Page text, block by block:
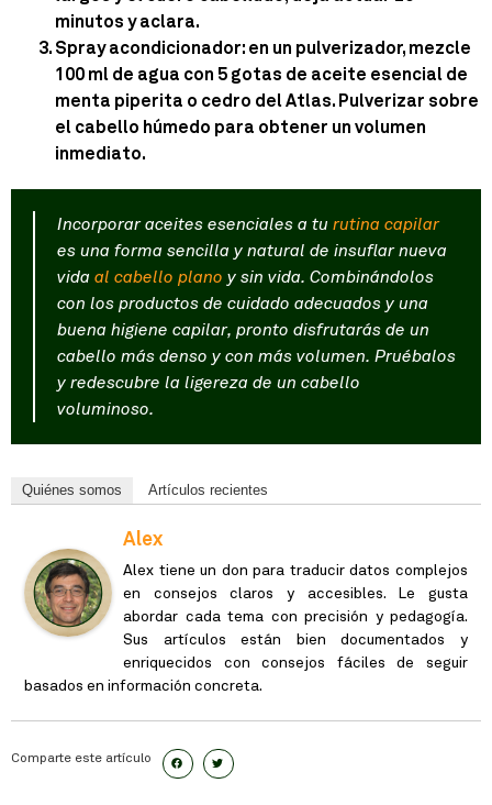
minutos y aclara.
Spray acondicionador: en un pulverizador, mezcle
100 ml de agua con 5 gotas de aceite esencial de
menta piperita o cedro del Atlas. Pulverizar sobre
el cabello húmedo para obtener un volumen
inmediato.
Incorporar aceites esenciales a tu rutina capilar
es una forma sencilla y natural de insuflar nueva
vida al cabello plano y sin vida. Combinándolos
con los productos de cuidado adecuados y una
buena higiene capilar, pronto disfrutarás de un
cabello más denso y con más volumen. Pruébalos
y redescubre la ligereza de un cabello
voluminoso.
Quiénes somos Artículos recientes
Alex
Alex tiene un don para traducir datos complejos
en consejos claros y accesibles. Le gusta
abordar cada tema con precisión y pedagogía.
Sus artículos están bien documentados y
enriquecidos con consejos fáciles de seguir
basados en información concreta.
Comparte este artículo